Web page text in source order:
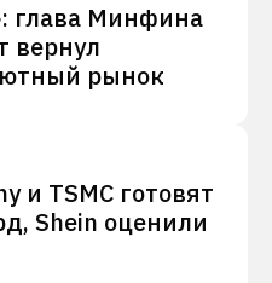
глава Минфина
вернул
рынок
и TSMC готовят
Shein оценили